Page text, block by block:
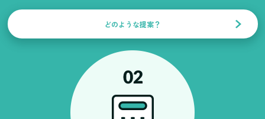
どのような提案？